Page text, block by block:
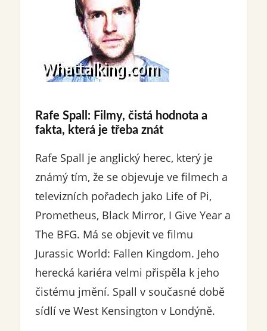
Rafe Spall: Filmy, čistá hodnota a
fakta, která je třeba znát
Rafe Spall je anglický herec, který je
známý tím, že se objevuje ve filmech a
televizních pořadech jako Life of Pi,
Prometheus, Black Mirror, I Give Year a
The BFG. Má se objevit ve filmu
Jurassic World: Fallen Kingdom. Jeho
herecká kariéra velmi přispěla k jeho
čistému jmění. Spall v současné době
sídlí ve West Kensington v Londýně.